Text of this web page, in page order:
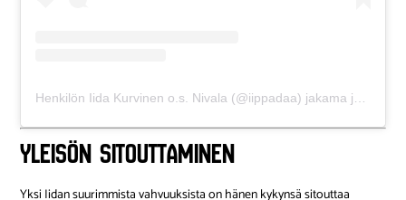
Yleisön Sitouttaminen
Yksi Iidan suurimmista vahvuuksista on hänen kykynsä sitouttaa